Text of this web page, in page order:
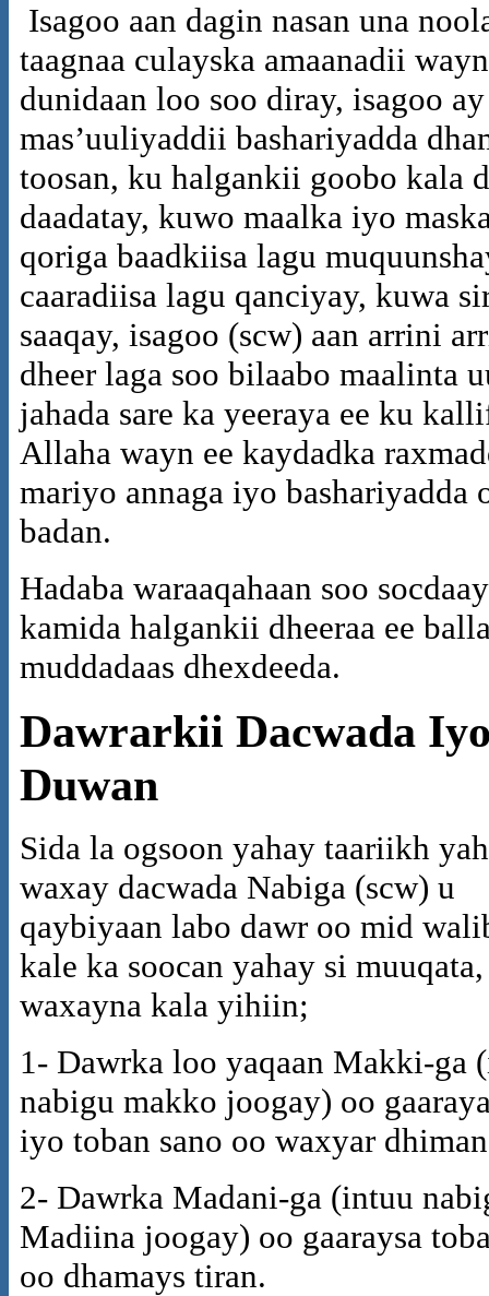
Isagoo aan dagin nasan una
taagnaa culayska amaanadii
dunidaan loo soo diray, isagoo
mas’uuliyaddii bashariyadda
toosan, ku halgankii goobo kala
daadatay, kuwo maalka iyo
qoriga baadkiisa lagu
caaradiisa lagu qanciyay, kuwa
saaqay, isagoo (scw) aan arrini
dheer laga soo bilaabo maalinta
jahada sare ka yeeraya ee ku
Allaha wayn ee kaydadka
mariyo annaga iyo bashariyadda
badan.
Hadaba waraaqahaan soo
kamida halgankii dheeraa ee
muddadaas dhexdeeda.
Dawrarkii Dacwada
Duwan
Sida la ogsoon yahay taariikh
waxay dacwada Nabiga (scw) u
qaybiyaan labo dawr oo mid
kale ka soocan yahay si muuqata,
waxayna kala yihiin;
1- Dawrka loo yaqaan Makki-ga
nabigu makko joogay) oo
iyo toban sano oo waxyar
2- Dawrka Madani-ga (intuu
Madiina joogay) oo gaaraysa
oo dhamays tiran.